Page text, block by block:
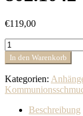
€119,00
Kreuzanhänger
333
Gold
Koch
802.1042
Menge
In den Warenkorb
Kategorien:
Beschreibung